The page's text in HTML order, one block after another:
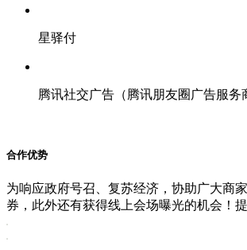
星驿付
腾讯社交广告（腾讯朋友圈广告服务
合作优势
为响应政府号召、复苏经济，协助广大商
券，此外还有获得线上会场曝光的机会！